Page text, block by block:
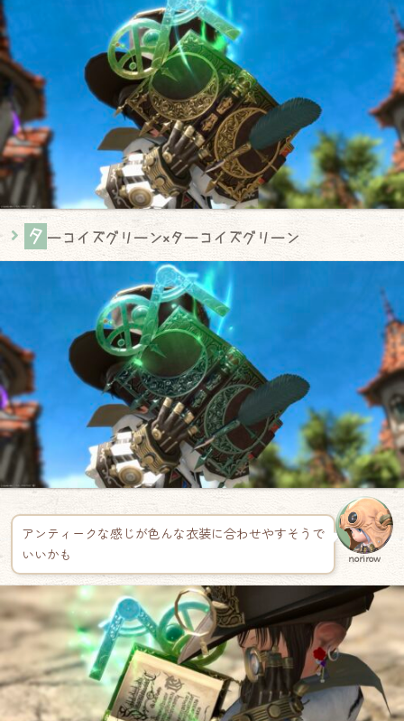
タ ーコイズグリーン×ターコイズグリーン
アンティークな感じが色んな衣装に合わせやすそうで
いいかも
norirow